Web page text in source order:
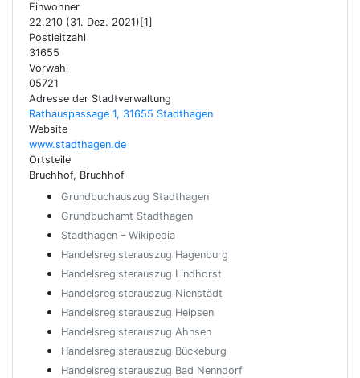
Einwohner
22.210 (31. Dez. 2021)[1]
Postleitzahl
31655
Vorwahl
05721
Adresse der Stadtverwaltung
Rathauspassage 1, 31655 Stadthagen
Website
www.stadthagen.de
Ortsteile
Bruchhof, Bruchhof
Grundbuchauszug Stadthagen
Grundbuchamt Stadthagen
Stadthagen – Wikipedia
Handelsregisterauszug Hagenburg
Handelsregisterauszug Lindhorst
Handelsregisterauszug Nienstädt
Handelsregisterauszug Helpsen
Handelsregisterauszug Ahnsen
Handelsregisterauszug Bückeburg
Handelsregisterauszug Bad Nenndorf